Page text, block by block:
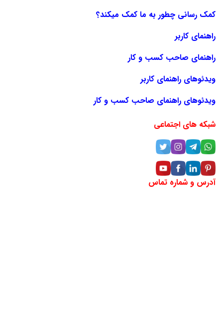
کمک رسانی چطور به ما کمک میکند؟
راهنمای کاربر
راهنمای صاحب کسب و کار
ویدئوهای راهنمای کاربر
ویدئوهای راهنمای صاحب کسب و کار
شبکه های اجتماعی
آدرس و شماره تماس